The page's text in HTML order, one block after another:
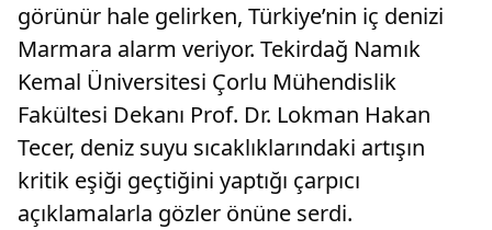
görünür hale gelirken, Türkiye’nin iç denizi
Marmara alarm veriyor. Tekirdağ Namık
Kemal Üniversitesi Çorlu Mühendislik
Fakültesi Dekanı Prof. Dr. Lokman Hakan
Tecer, deniz suyu sıcaklıklarındaki artışın
kritik eşiği geçtiğini yaptığı çarpıcı
açıklamalarla gözler önüne serdi.